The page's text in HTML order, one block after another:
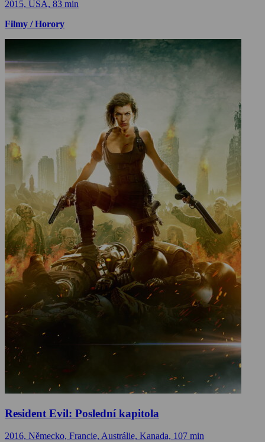
2015, USA, 83 min
Filmy / Horory
Resident Evil: Poslední kapitola
2016, Německo, Francie, Austrálie, Kanada, 107 min